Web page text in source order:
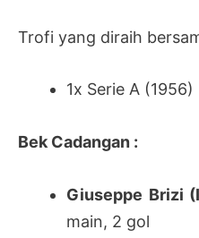
Trofi yang diraih
1x Serie A (1956)
Bek Cadangan :
Giuseppe Brizi
main, 2 gol